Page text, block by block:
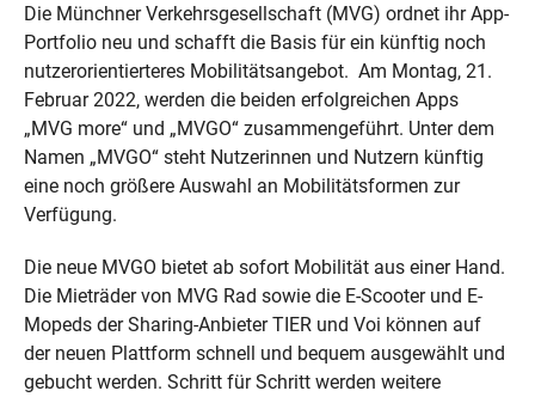
Die Münchner Verkehrsgesellschaft (MVG) ordnet ihr App-
Portfolio neu und schafft die Basis für ein künftig noch
nutzerorientierteres Mobilitätsangebot. Am Montag, 21.
Februar 2022, werden die beiden erfolgreichen Apps
„MVG more“ und „MVGO“ zusammengeführt. Unter dem
Namen „MVGO“ steht Nutzerinnen und Nutzern künftig
eine noch größere Auswahl an Mobilitätsformen zur
Verfügung.
Die neue MVGO bietet ab sofort Mobilität aus einer Hand.
Die Mieträder von MVG Rad sowie die E-Scooter und E-
Mopeds der Sharing-Anbieter TIER und Voi können auf
der neuen Plattform schnell und bequem ausgewählt und
gebucht werden. Schritt für Schritt werden weitere